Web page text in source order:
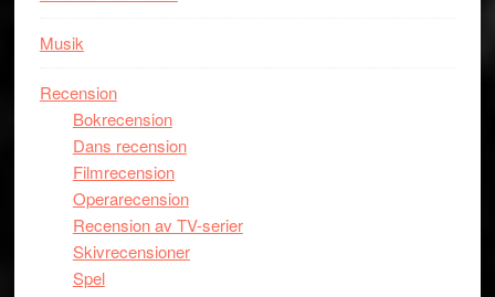
Musik
Recension
Bokrecension
Dans recension
Filmrecension
Operarecension
Recension av TV-serier
Skivrecensioner
Spel